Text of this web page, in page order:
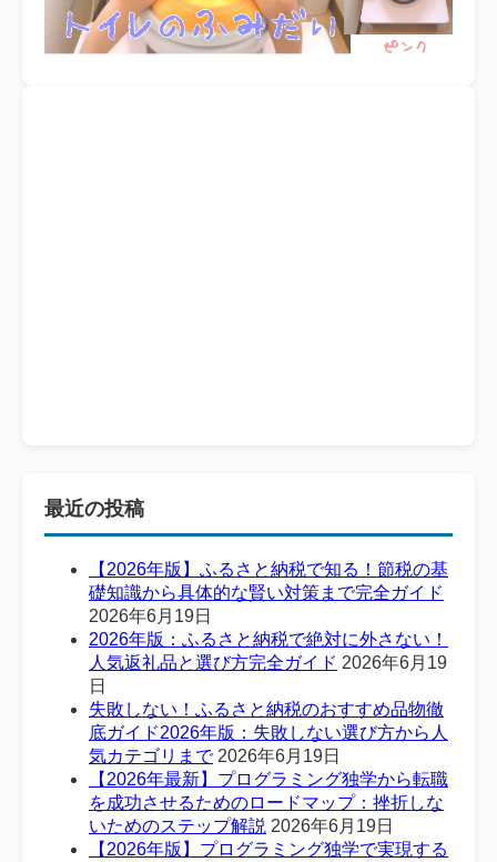
最近の投稿
【2026年版】ふるさと納税で知る！節税の基
礎知識から具体的な賢い対策まで完全ガイド
2026年6月19日
2026年版：ふるさと納税で絶対に外さない！
人気返礼品と選び方完全ガイド 2026年6月19
日
失敗しない！ふるさと納税のおすすめ品物徹
底ガイド2026年版：失敗しない選び方から人
気カテゴリまで 2026年6月19日
【2026年最新】プログラミング独学から転職
を成功させるためのロードマップ：挫折しな
いためのステップ解説 2026年6月19日
【2026年版】プログラミング独学で実現する